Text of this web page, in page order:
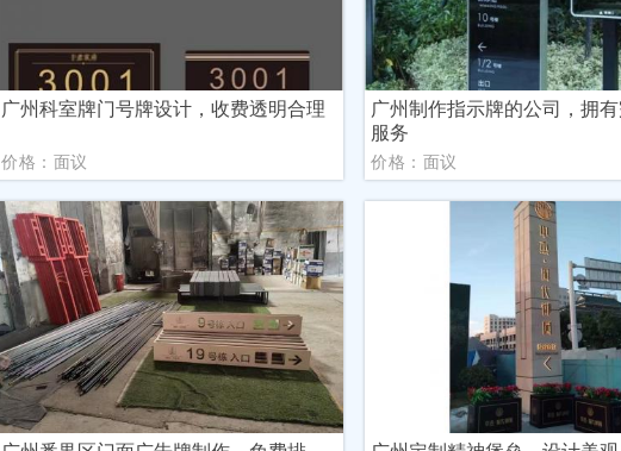
广州科室牌门号牌设计，收费透明合理
价格：面议
广州制作指示牌的公司，拥
服务
价格：面议